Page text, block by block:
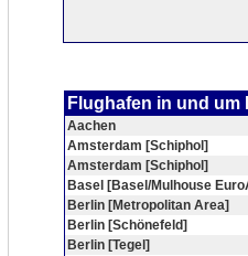
Flughafen in und um
Aachen
Amsterdam [Schiphol]
Amsterdam [Schiphol]
Basel [Basel/Mulhouse
Berlin [Metropolitan Area]
Berlin [Schönefeld]
Berlin [Tegel]